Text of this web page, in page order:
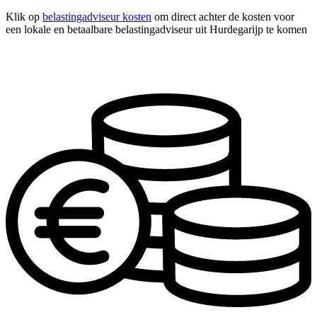
Klik op belastingadviseur kosten om direct achter de kosten voor
een lokale en betaalbare belastingadviseur uit Hurdegarijp te komen